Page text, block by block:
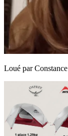
Loué parConstance